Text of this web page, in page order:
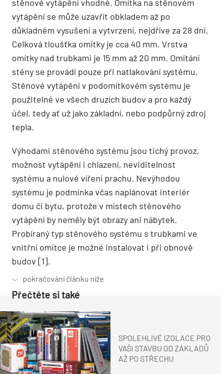
stěnové vytápění vhodné. Omítka na stěnovém
vytápění se může uzavřít obkladem až po
důkladném vysušení a vytvrzení, nejdříve za 28 dní.
Celková tloušťka omítky je cca 40 mm. Vrstva
omítky nad trubkami je 15 mm až 20 mm. Omítání
stěny se provádí pouze při natlakování systému.
Stěnové vytápění v podomítkovém systému je
použitelné ve všech druzích budov a pro každý
účel, tedy ať už jako základní, nebo podpůrný zdroj
tepla.
Výhodami stěnového systému jsou tichý provoz,
možnost vytápění i chlazení, neviditelnost
systému a nulové víření prachu. Nevýhodou
systému je podmínka včas naplánovat interiér
domu či bytu, protože v místech stěnového
vytápění by neměly být obrazy ani nábytek.
Probíraný typ stěnového systému s trubkami ve
vnitřní omítce je možné instalovat i při obnově
budov [1].
Přečtěte si také
SPOLEHLIVÉ IZOLACE PRO
VAŠI STAVBU OD ZÁKLADŮ
AŽ PO STŘECHU